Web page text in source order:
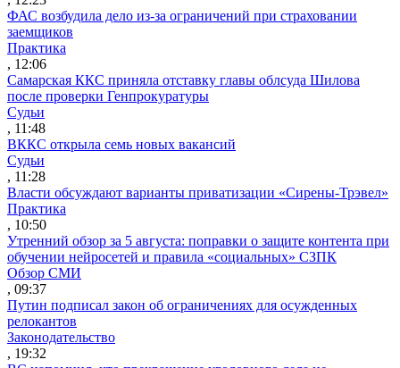
ФАС возбудила дело из-за ограничений при страховании
заемщиков
Практика
, 12:06
Самарская ККС приняла отставку главы облсуда Шилова
после проверки Генпрокуратуры
Судьи
, 11:48
ВККС открыла семь новых вакансий
Судьи
, 11:28
Власти обсуждают варианты приватизации «Сирены-Трэвел»
Практика
, 10:50
Утренний обзор за 5 августа: поправки о защите контента при
обучении нейросетей и правила «социальных» СЗПК
Обзор СМИ
, 09:37
Путин подписал закон об ограничениях для осужденных
релокантов
Законодательство
, 19:32